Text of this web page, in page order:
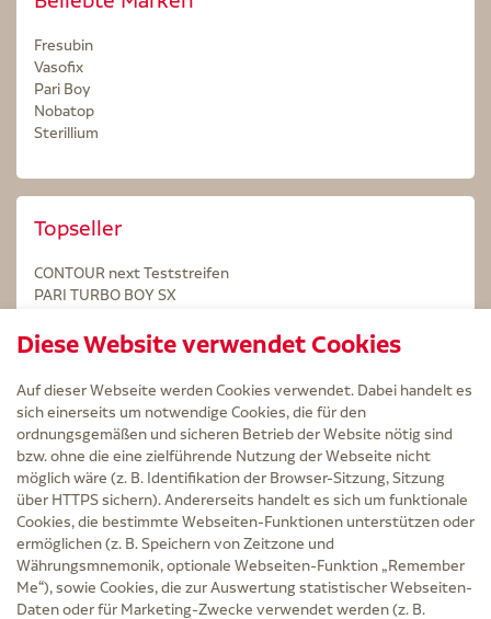
Fresubin
Vasofix
Pari Boy
Nobatop
Sterillium
Topseller
CONTOUR next Teststreifen
PARI TURBO BOY SX
Kintex Kinesiologie Tape blau
Service
Versand und Lieferzeit
Kontakt
FAQ
AGB
Cookie-Einstellungen
Datenschutz
Erklärung zur Barrierefreiheit
Diese Website verwendet Cookies
Auf dieser Webseite werden Cookies verwendet. Dabei handelt es
sich einerseits um notwendige Cookies, die für den
ordnungsgemäßen und sicheren Betrieb der Website nötig sind
bzw. ohne die eine zielführende Nutzung der Webseite nicht
möglich wäre (z. B. Identifikation der Browser-Sitzung, Sitzung
über HTTPS sichern). Andererseits handelt es sich um funktionale
Cookies, die bestimmte Webseiten-Funktionen unterstützen oder
ermöglichen (z. B. Speichern von Zeitzone und
Währungsmnemonik, optionale Webseiten-Funktion „Remember
Me“), sowie Cookies, die zur Auswertung statistischer Webseiten-
Daten oder für Marketing-Zwecke verwendet werden (z. B.